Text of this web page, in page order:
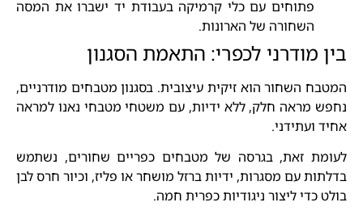
פתוחים עם כלי קרמיקה בעבודת יד ישברו את המסה
השחורה של הארונות.
בין מודרני לכפרי: התאמת הסגנון
המטבח השחור הוא זיקית עיצובית. בסגנון מטבחים מודרניים,
נחפש מראה חלק, ללא ידיות, עם משטחי מטבחי נאנו למראה
אחיד ועתידני.
לעומת זאת, בגרסה של מטבחים כפריים שחורים, נשתמש
בדלתות עם מסגרות, ידיות ברזל מושחר או פליז, וכיור חרס לבן
בולט כדי ליצור ניגודיות כפרית חמה.